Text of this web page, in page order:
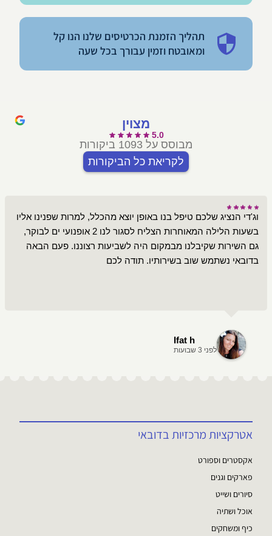
תהליך הזמנת הכרטיסים שלנו הנו קל
ומאובטח וזמין עבורך בכל שעה
מצוין
5.0
מבוסס על 1093 ביקורות
לקריאת כל הביקורות
וג'די הנציג שלכם טיפל בנו באופן יוצא מהכלל, למרות שפנינו אליו
בשעות הלילה המאוחרות הצליח לסגור לנו 2 אופנועי ים לבוקר,
גם השירות שקיבלנו מבמקום היה לשביעות רצוננו. פעם הבאה
בדובאי נשתמש שוב בשירותיו. תודה לכם
Ifat h
לפני 3 שבועות
אטרקציות מרכזיות בדובאי
אקסטרים וספורט
פארקים וגנים
סיורים ושייט
אוכל ושתיה
כיף ומשחקים